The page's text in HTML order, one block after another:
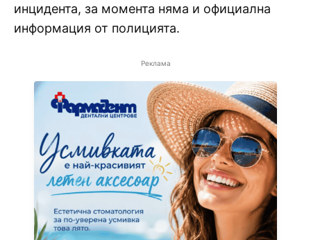
инцидента, за момента няма и официална
информация от полицията.
Реклама